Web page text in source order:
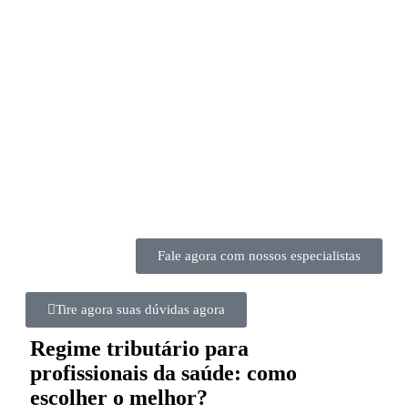
Fale agora com nossos especialistas
Tire agora suas dúvidas agora
Regime tributário para
profissionais da saúde: como
escolher o melhor?